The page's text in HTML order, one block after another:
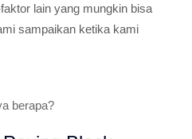
lain yang mungkin bisa
sampaikan ketika kami
berapa?